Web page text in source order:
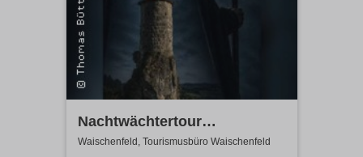
Nachtwächtertour
Waischenfeld
Waischenfeld, Tourismusbüro Waischenfeld